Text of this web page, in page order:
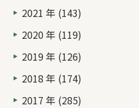
2021 年 (143)
2020 年 (119)
2019 年 (126)
2018 年 (174)
2017 年 (285)